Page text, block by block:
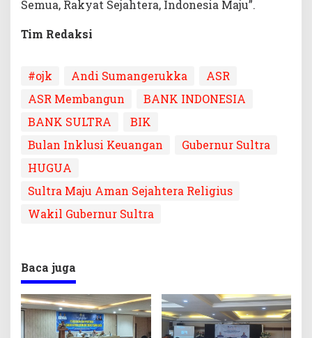
Semua, Rakyat Sejahtera, Indonesia Maju”.
Tim Redaksi
#ojk Andi Sumangerukka
ASR
ASR Membangun
BANK INDONESIA
BANK SULTRA
BIK
Bulan Inklusi Keuangan
Gubernur Sultra
HUGUA
Sultra Maju Aman Sejahtera Religius
Wakil Gubernur Sultra
Baca juga